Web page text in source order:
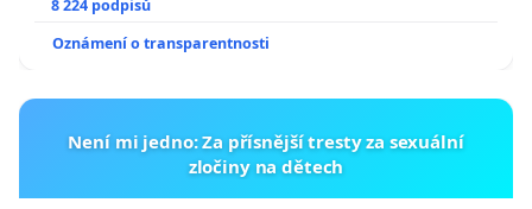
University
8 224 podpisů
Oznámení o transparentnosti
Není mi jedno: Za přísnější tresty za sexuální
zločiny na dětech